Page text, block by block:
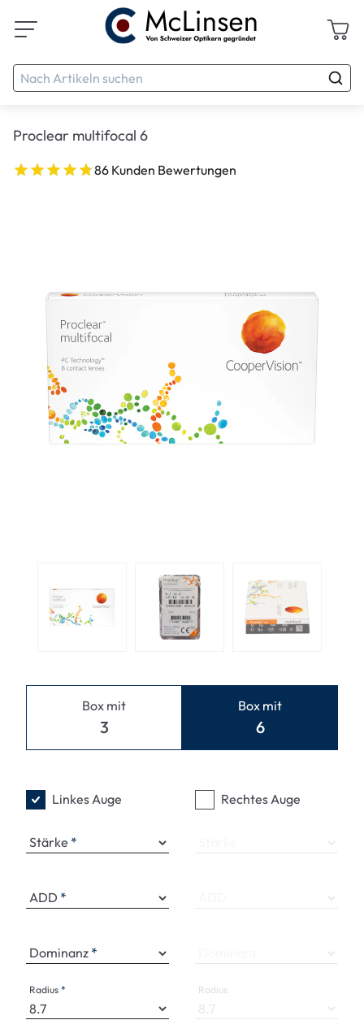
Proclear multifocal 6
86 Kunden Bewertungen
Box mit
3
Box mit
6
Linkes Auge
Stärke
ADD
Dominanz
Radius
Rechtes Auge
Radius